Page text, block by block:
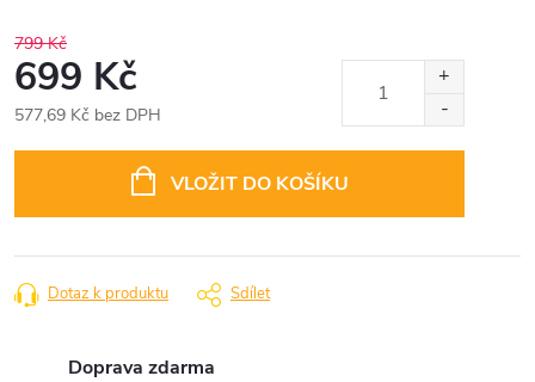
799 Kč
699 Kč
577,69 Kč bez DPH
VLOŽIT DO KOŠÍKU
Dotaz k produktu Sdílet
Doprava zdarma